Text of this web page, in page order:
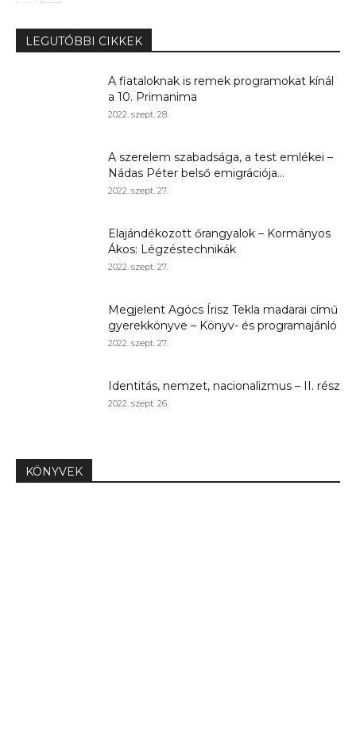
LEGUTÓBBI CIKKEK
A fiataloknak is remek programokat kínál
a 10. Primanima
2022. szept. 28.
A szerelem szabadsága, a test emlékei –
Nádas Péter belső emigrációja...
2022. szept. 27.
Elajándékozott őrangyalok – Kormányos
Ákos: Légzéstechnikák
2022. szept. 27.
Megjelent Agócs Írisz Tekla madarai című
gyerekkönyve – Könyv- és programajánló
2022. szept. 27.
Identitás, nemzet, nacionalizmus – II. rész
2022. szept. 26.
KÖNYVEK